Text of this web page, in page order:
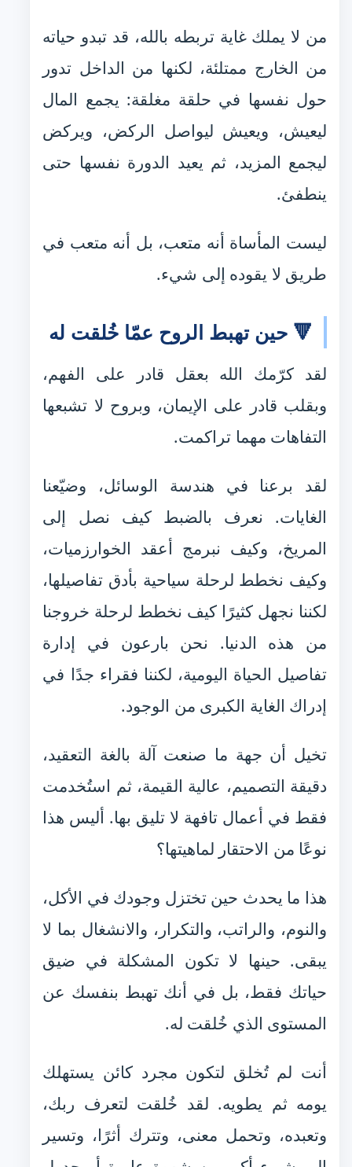
من لا يملك غاية تربطه بالله، قد تبدو حياته
من الخارج ممتلئة، لكنها من الداخل تدور
حول نفسها في حلقة مغلقة: يجمع المال
ليعيش، ويعيش ليواصل الركض، ويركض
ليجمع المزيد، ثم يعيد الدورة نفسها حتى
ينطفئ.
ليست المأساة أنه متعب، بل أنه متعب في
طريق لا يقوده إلى شيء.
🔻 حين تهبط الروح عمّا خُلقت له
لقد كرّمك الله بعقل قادر على الفهم،
وبقلب قادر على الإيمان، وبروح لا تشبعها
التفاهات مهما تراكمت.
لقد برعنا في هندسة الوسائل، وضيّعنا
الغايات. نعرف بالضبط كيف نصل إلى
المريخ، وكيف نبرمج أعقد الخوارزميات،
وكيف نخطط لرحلة سياحية بأدق تفاصيلها،
لكننا نجهل كثيرًا كيف نخطط لرحلة خروجنا
من هذه الدنيا. نحن بارعون في إدارة
تفاصيل الحياة اليومية، لكننا فقراء جدًا في
إدراك الغاية الكبرى من الوجود.
تخيل أن جهة ما صنعت آلة بالغة التعقيد،
دقيقة التصميم، عالية القيمة، ثم استُخدمت
فقط في أعمال تافهة لا تليق بها. أليس هذا
نوعًا من الاحتقار لماهيتها؟
هذا ما يحدث حين تختزل وجودك في الأكل،
والنوم، والراتب، والتكرار، والانشغال بما لا
يبقى. حينها لا تكون المشكلة في ضيق
حياتك فقط، بل في أنك تهبط بنفسك عن
المستوى الذي خُلقت له.
أنت لم تُخلق لتكون مجرد كائن يستهلك
يومه ثم يطويه. لقد خُلقت لتعرف ربك،
وتعبده، وتحمل معنى، وتترك أثرًا، وتسير